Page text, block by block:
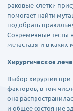
раковые клетки
помогает найти
подобрать
Современные тесты
метастазы и в каких
Хирургическое
Выбор хирургии при
факторов, в том
она
и общее состояние